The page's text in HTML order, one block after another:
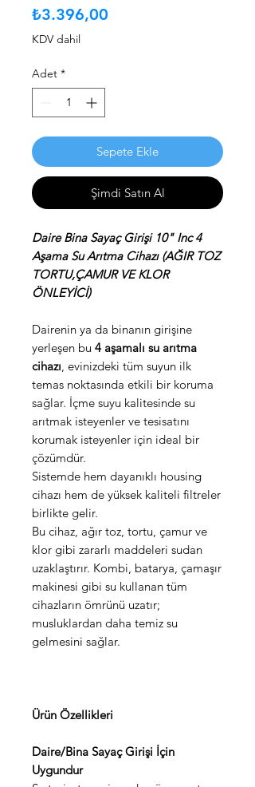
₺3.396,00
KDV dahil
Adet *
Sepete Ekle
Şimdi Satın Al
Daire Bina Sayaç Girişi 10" Inc 4
Aşama Su Arıtma Cihazı (AĞIR TOZ
TORTU,ÇAMUR VE KLOR
ÖNLEYİCİ)
Dairenin ya da binanın girişine
yerleşen bu 4 aşamalı su arıtma
cihazı, evinizdeki tüm suyun ilk
temas noktasında etkili bir koruma
sağlar. İçme suyu kalitesinde su
arıtmak isteyenler ve tesisatını
korumak isteyenler için ideal bir
çözümdür.
Sistemde hem dayanıklı housing
cihazı hem de yüksek kaliteli filtreler
birlikte gelir.
Bu cihaz, ağır toz, tortu, çamur ve
klor gibi zararlı maddeleri sudan
uzaklaştırır. Kombi, batarya, çamaşır
makinesi gibi su kullanan tüm
cihazların ömrünü uzatır;
musluklardan daha temiz su
gelmesini sağlar.
Ürün Özellikleri
Daire/Bina Sayaç Girişi İçin
Uygundur